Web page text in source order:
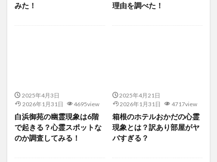
みた！
理由を調べた！
2025年4月3日
2026年1月31日
4695view
白浜御苑の幽霊現象は6階
で起きる？心霊スポットな
のか調査してみる！
2025年4月21日
2026年1月31日
4717view
箱根のホテルおかだの心霊
現象とは？訳あり部屋がヤ
バすぎる？